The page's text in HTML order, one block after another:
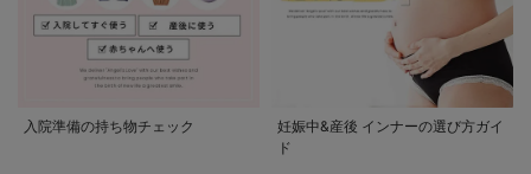
入院準備の持ち物チェック
妊娠中&産後 インナーの選び方ガイ
ド